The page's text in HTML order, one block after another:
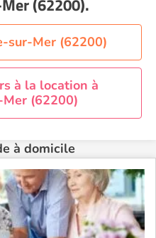
(62200).
sur-Mer (62200)
à la location à
(62200)
à domicile